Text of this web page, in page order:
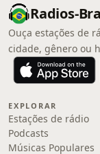
Radios-
Ouça estações de
cidade, gênero ou
EXPLORAR
Estações de rádio
Podcasts
Músicas Populares